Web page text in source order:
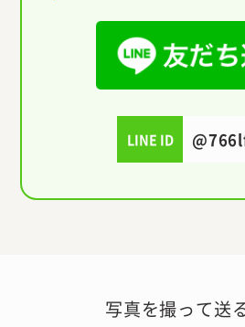
LINE ID
写真を撮って送